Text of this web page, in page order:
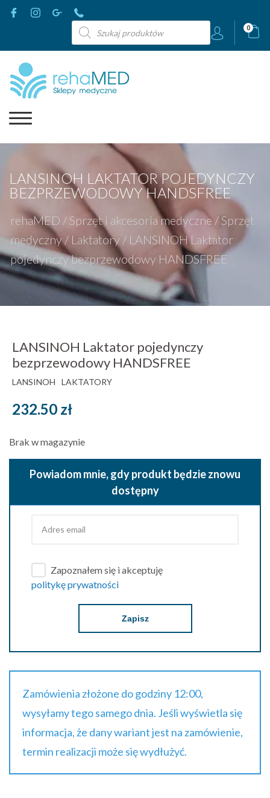
Wyszukiwarka
produktów
0
LANSINOH LAKTATOR POJEDYNCZY
BEZPRZEWODOWY HANDSFREE
rehaMED / Sprzęt i akcesoria medyczne / Sprzęt
medyczny / Laktatory / LANSINOH Laktator
pojedynczy bezprzewodowy HANDSFREE
LANSINOH Laktator pojedynczy
bezprzewodowy HANDSFREE
LANSINOH LAKTATORY
232.50 zł
Brak w magazynie
Powiadom mnie, gdy produkt będzie znowu
dostępny
Zapoznałem się i akceptuję
politykę prywatności
Zapisz
Zamówienia złożone do godziny 12:00,
wysyłamy tego samego dnia. Jeśli wyświetla się
informacja, że dany wariant jest na zamówienie,
termin realizacji może się wydłużyć.